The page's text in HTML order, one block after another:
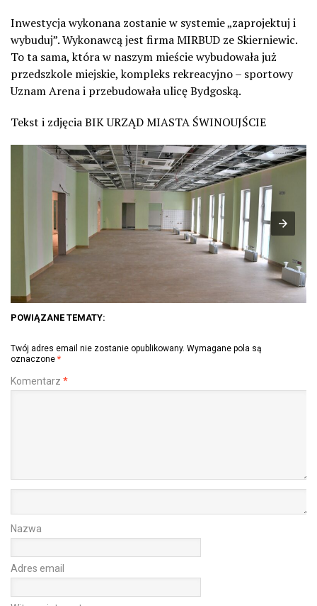
Inwestycja wykonana zostanie w systemie „zaprojektuj i
wybuduj”. Wykonawcą jest firma MIRBUD ze Skierniewic.
To ta sama, która w naszym mieście wybudowała już
przedszkole miejskie, kompleks rekreacyjno – sportowy
Uznam Arena i przebudowała ulicę Bydgoską.
Tekst i zdjęcia BIK URZĄD MIASTA ŚWINOUJŚCIE
POWIĄZANE TEMATY:
Twój adres email nie zostanie opublikowany. Wymagane pola są
oznaczone *
Komentarz *
Nazwa
Adres email